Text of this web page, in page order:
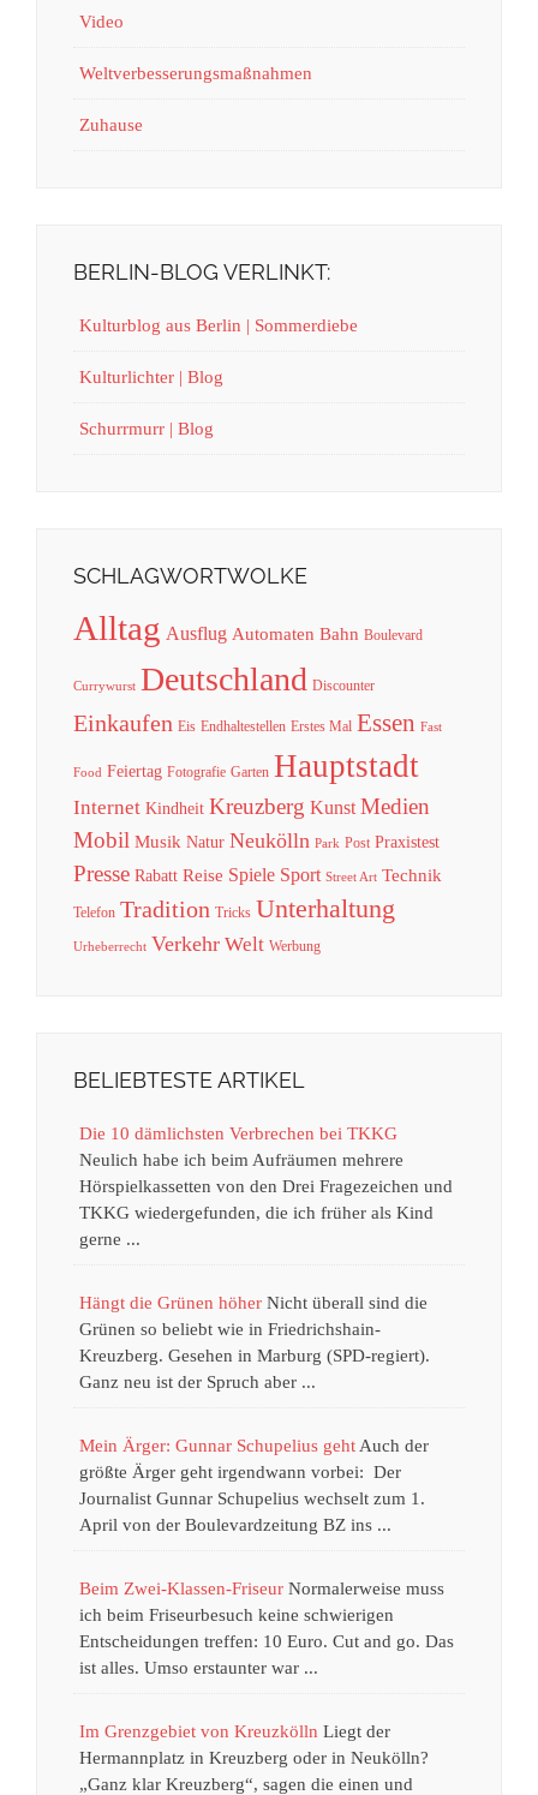
Video
Weltverbesserungsmaßnahmen
Zuhause
BERLIN-BLOG VERLINKT:
Kulturblog aus Berlin | Sommerdiebe
Kulturlichter | Blog
Schurrmurr | Blog
SCHLAGWORTWOLKE
Alltag Ausflug Automaten Bahn Boulevard
Currywurst Deutschland Discounter
Einkaufen Eis Endhaltestellen Erstes Mal Essen Fast
Food Feiertag Fotografie Garten Hauptstadt
Internet Kindheit Kreuzberg Kunst Medien
Mobil Musik Natur Neukölln Park Post Praxistest
Presse Rabatt Reise Spiele Sport Street Art Technik
Telefon Tradition Tricks Unterhaltung
Urheberrecht Verkehr Welt Werbung
BELIEBTESTE ARTIKEL
Die 10 dämlichsten Verbrechen bei TKKG
Neulich habe ich beim Aufräumen mehrere
Hörspielkassetten von den Drei Fragezeichen und
TKKG wiedergefunden, die ich früher als Kind
gerne ...
Hängt die Grünen höher Nicht überall sind die
Grünen so beliebt wie in Friedrichshain-
Kreuzberg. Gesehen in Marburg (SPD-regiert).
Ganz neu ist der Spruch aber ...
Mein Ärger: Gunnar Schupelius geht Auch der
größte Ärger geht irgendwann vorbei: Der
Journalist Gunnar Schupelius wechselt zum 1.
April von der Boulevardzeitung BZ ins ...
Beim Zwei-Klassen-Friseur Normalerweise muss
ich beim Friseurbesuch keine schwierigen
Entscheidungen treffen: 10 Euro. Cut and go. Das
ist alles. Umso erstaunter war ...
Im Grenzgebiet von Kreuzkölln Liegt der
Hermannplatz in Kreuzberg oder in Neukölln?
„Ganz klar Kreuzberg“, sagen die einen und